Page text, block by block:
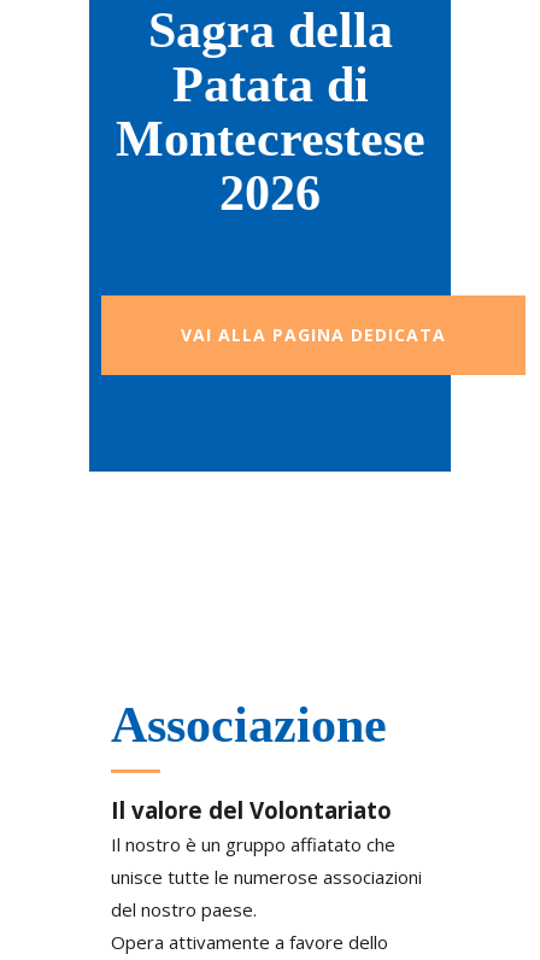
Sagra della
Patata di
Montecrestese
2026
VAI ALLA PAGINA DEDICATA
Associazione
Il valore del Volontariato
Il nostro è un gruppo affiatato che
unisce tutte le numerose associazioni
del nostro paese.
Opera attivamente a favore dello